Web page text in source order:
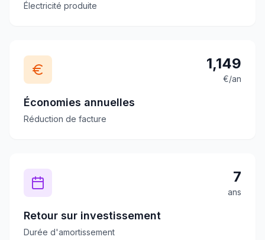
Électricité produite
1,149
€/an
Économies annuelles
Réduction de facture
7
ans
Retour sur investissement
Durée d'amortissement